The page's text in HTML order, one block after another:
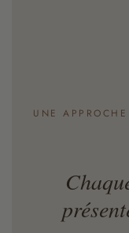
UNE